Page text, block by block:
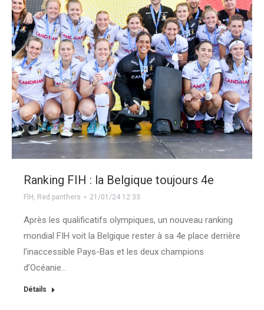
Ranking FIH : la Belgique toujours 4e
FIH , Red panthers 21/01/24 12:33
Après les qualificatifs olympiques, un nouveau ranking
mondial FIH voit la Belgique rester à sa 4e place derrière
l’inaccessible Pays-Bas et les deux champions
d’Océanie…
Détails